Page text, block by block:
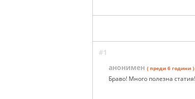
#1
анонимен ( преди 6 години )
Браво! Много полезна статия!